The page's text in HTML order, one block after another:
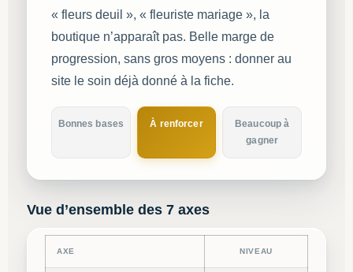
« fleurs deuil », « fleuriste mariage », la
boutique n’apparaît pas. Belle marge de
progression, sans gros moyens : donner au
site le soin déjà donné à la fiche.
Bonnes bases À renforcer
Beaucoup à
gagner
Vue d’ensemble des 7 axes
AXE NIVEAU